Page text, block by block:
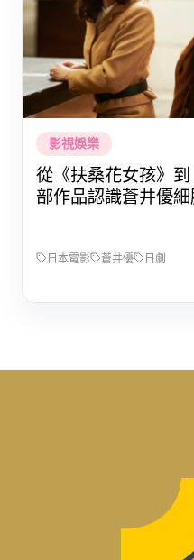
影視娛樂
從《扶桑花女孩》
部作品認識蒼井優
日本電影 蒼井優 日劇